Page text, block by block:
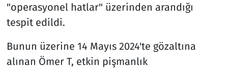
"operasyonel hatlar" üzerinden arandığı
tespit edildi.
Bunun üzerine 14 Mayıs 2024'te gözaltına
alınan Ömer T, etkin pişmanlık